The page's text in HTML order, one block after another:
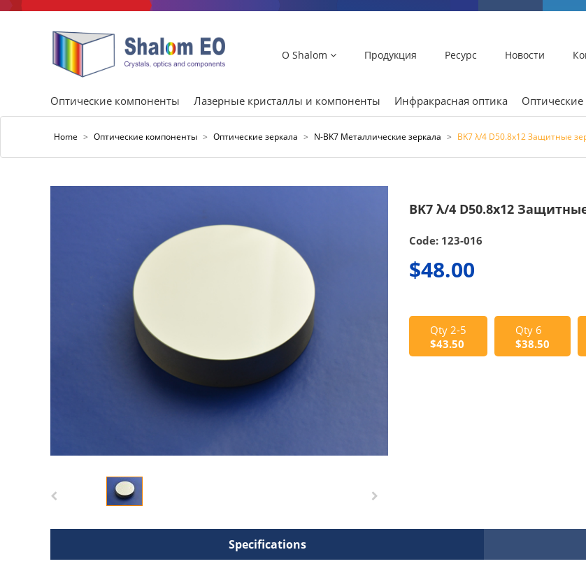
О Shalom Продукция Ресурс Новости
Оптические компоненты Лазерные кристаллы и компоненты Инфракрасная оптика
Home > Оптические компоненты > Оптические зеркала > N-BK7 Металлические зеркала > BK7 λ/4 D50.8x12 Защитные
BK7 λ/4 D50.8x12
Code: 123-016
$48.00
Qty 2-5
$43.50
Qty 6
$38.50
Specifications